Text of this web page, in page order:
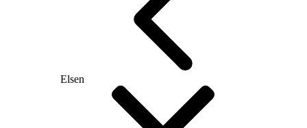
Elsen